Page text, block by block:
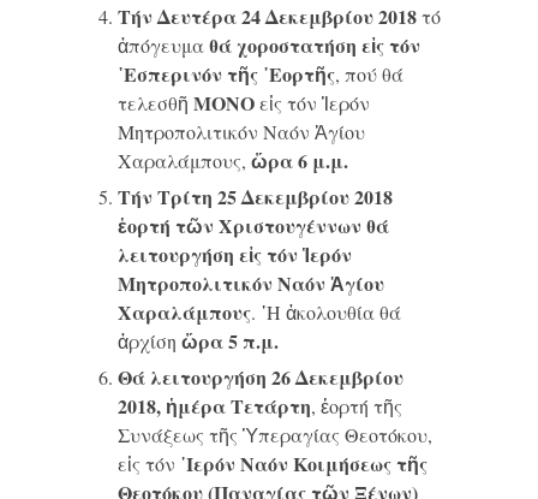
Τήν Δευτέρα 24 Δεκεμβρίου 2018τό
ἀπόγευμαθά χοροστατήση εἰς τόν
῾Εσπερινόν τῆς ῾Εορτῆς, πού θά
τελεσθῆ ΜΟΝΟεἰς τόν Ἱερόν
Μητροπολιτικόν Ναόν Ἁγίου
Χαραλάμπους, ὥρα 6 μ.μ.
Τήν Τρίτη 25 Δεκεμβρίου 2018
ἑορτή τῶν Χριστουγέννων θά
λειτουργήση εἰς τόν Ἱερόν
Μητροπολιτικόν Ναόν Ἁγίου
Χαραλάμπους. ῾Η ἀκολουθία θά
ἀρχίση ὥρα 5 π.μ.
Θά λειτουργήση 26 Δεκεμβρίου
2018, ἡμέρα Τετάρτη, ἑορτή τῆς
Συνάξεως τῆς Ὑπεραγίας Θεοτόκου,
εἰς τόν ῾Ιερόν Ναόν Κοιμήσεως τῆς
Θεοτόκου (Παναγίας τῶν Ξένων)